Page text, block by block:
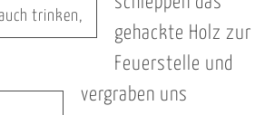
trinken,
gehackte Holz zur
Feuerstelle und
vergraben uns